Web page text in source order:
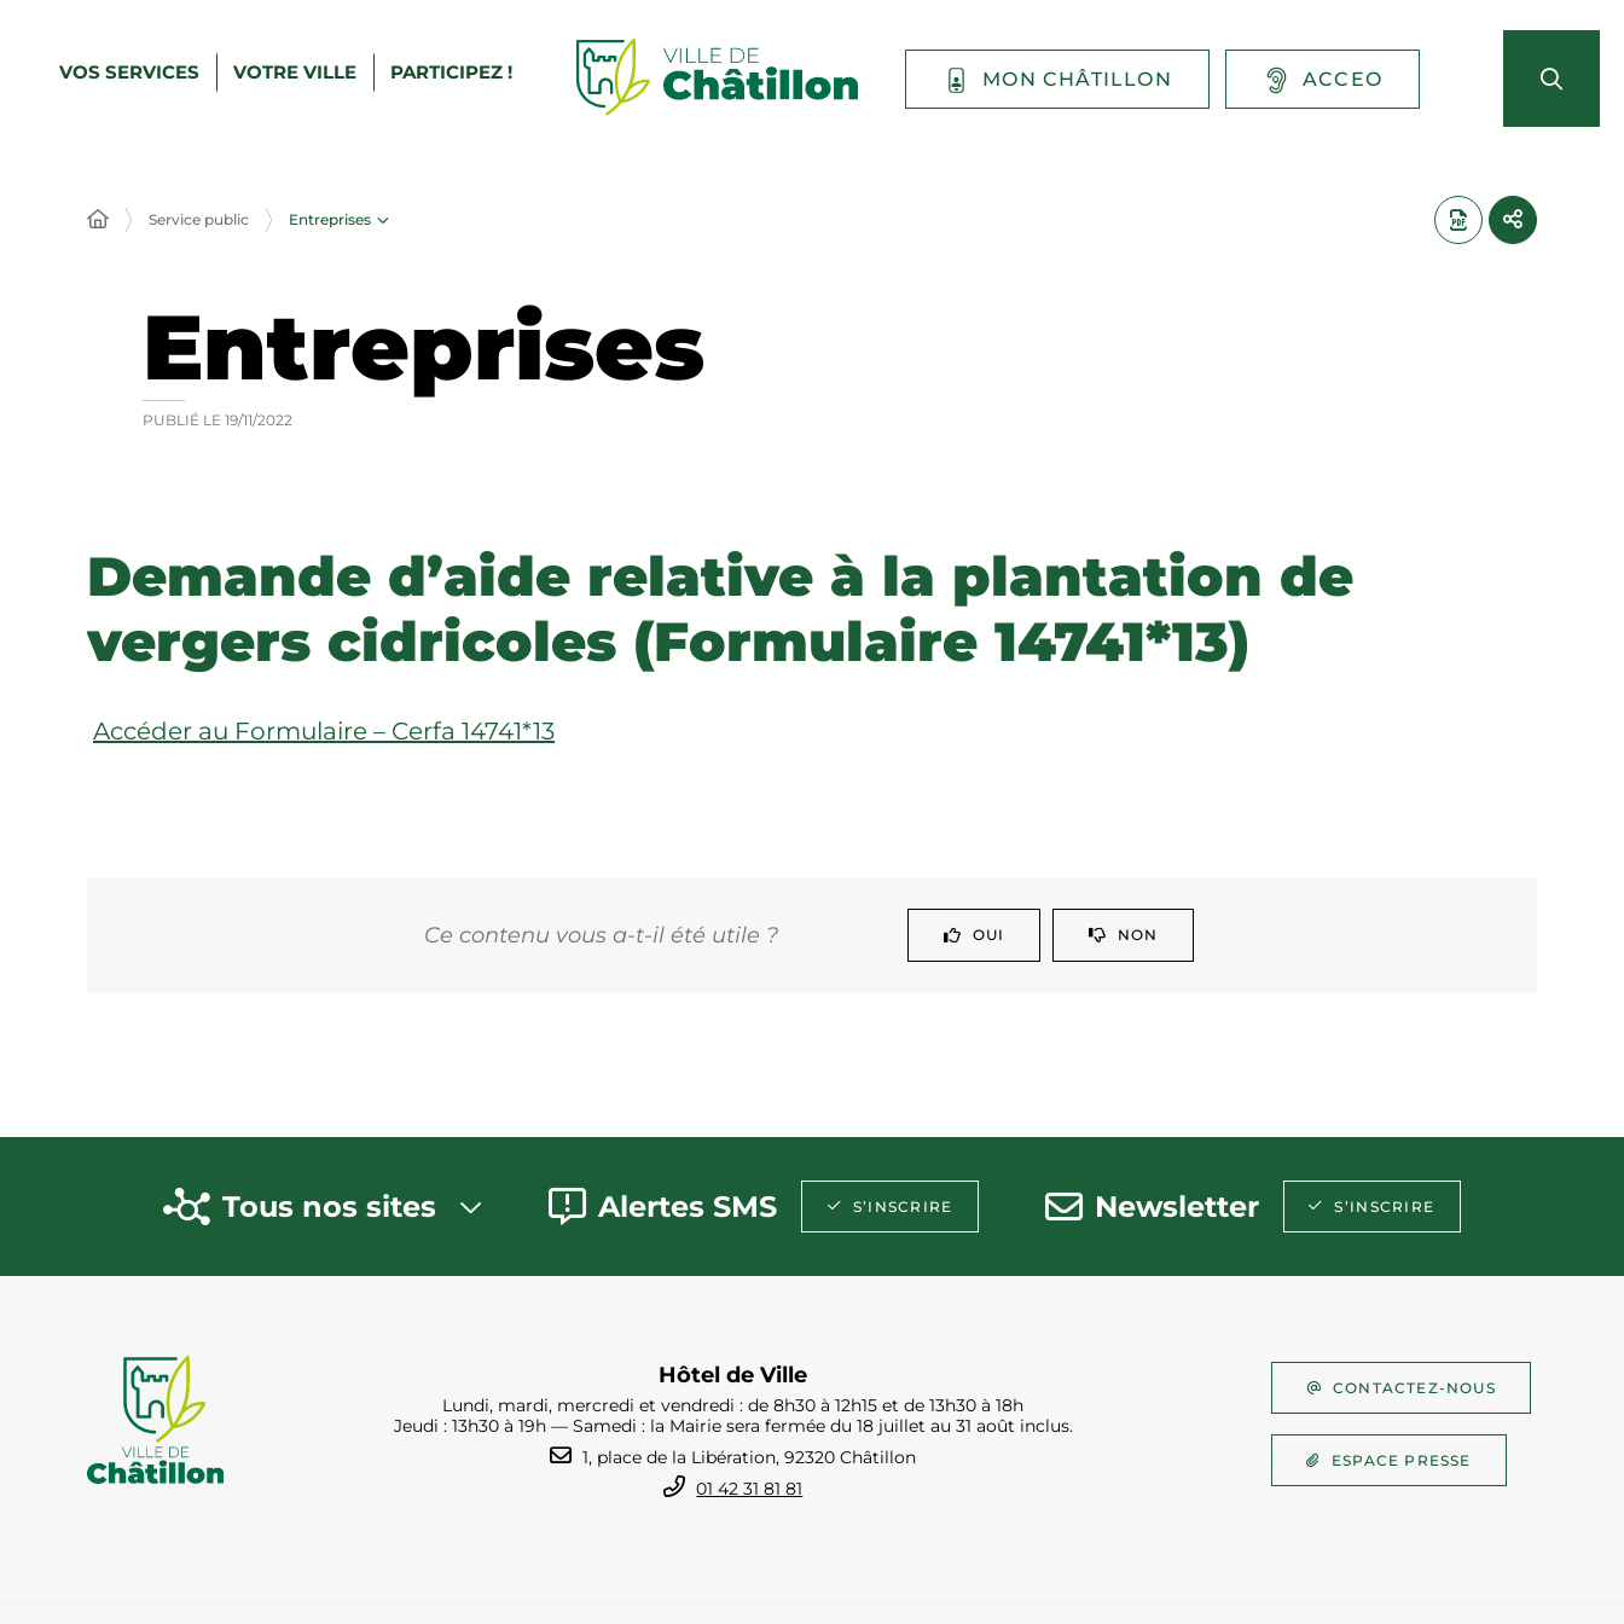
VOS SERVICES VOTRE VILLE PARTICIPEZ ! MON CHÂTILLON ACCEO
Service public Entreprises
Entreprises
PUBLIÉ LE 19/11/2022
Demande d’aide relative à la plantation de
vergers cidricoles (Formulaire 14741*13)
Accéder au Formulaire – Cerfa 14741*13
Ce contenu vous a-t-il été utile ? OUI NON
Tous nos sites Alertes SMS S’INSCRIRE Newsletter S’INSCRIRE
Hôtel de Ville
Lundi, mardi, mercredi et vendredi : de 8h30 à 12h15 et de 13h30 à 18h
Jeudi : 13h30 à 19h — Samedi : la Mairie sera fermée du 18 juillet au 31 août inclus.
1, place de la Libération, 92320 Châtillon
01 42 31 81 81
CONTACTEZ-NOUS
ESPACE PRESSE